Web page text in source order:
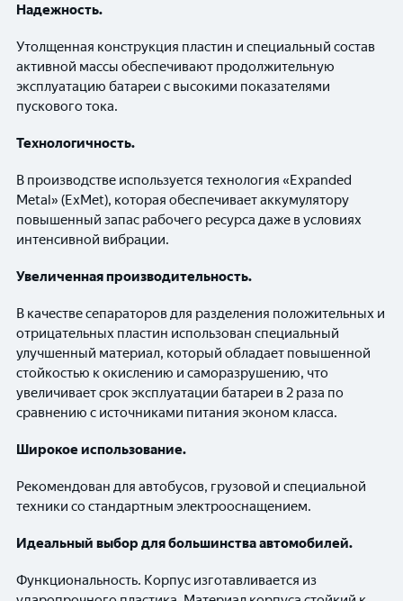
Надежность.
Утолщенная конструкция пластин и специальный состав
активной массы обеспечивают продолжительную
эксплуатацию батареи с высокими показателями
пускового тока.
Технологичность.
В производстве используется технология «Expanded
Metal» (ExMet), которая обеспечивает аккумулятору
повышенный запас рабочего ресурса даже в условиях
интенсивной вибрации.
Увеличеннаяпроизводительность.
В качестве сепараторов для разделения положительных и
отрицательных пластин использован специальный
улучшенный материал, который обладает повышенной
стойкостью к окислению и саморазрушению, что
увеличивает срок эксплуатации батареи в 2 раза по
сравнению с источниками питания эконом класса.
Широкое использование.
Рекомендован для автобусов, грузовой и специальной
техники со стандартным электрооснащением.
Идеальный выбор для большинства автомобилей.
Функциональность. Корпус изготавливается из